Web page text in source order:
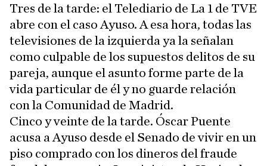
Tres de la tarde: el Telediario de La 1 de TVE
abre con el caso Ayuso. A esa hora, todas las
televisiones de la izquierda ya la señalan
como culpable de los supuestos delitos de su
pareja, aunque el asunto forme parte de la
vida particular de él y no guarde relación
con la Comunidad de Madrid.
Cinco y veinte de la tarde. Óscar Puente
acusa a Ayuso desde el Senado de vivir en un
piso comprado con los dineros del fraude